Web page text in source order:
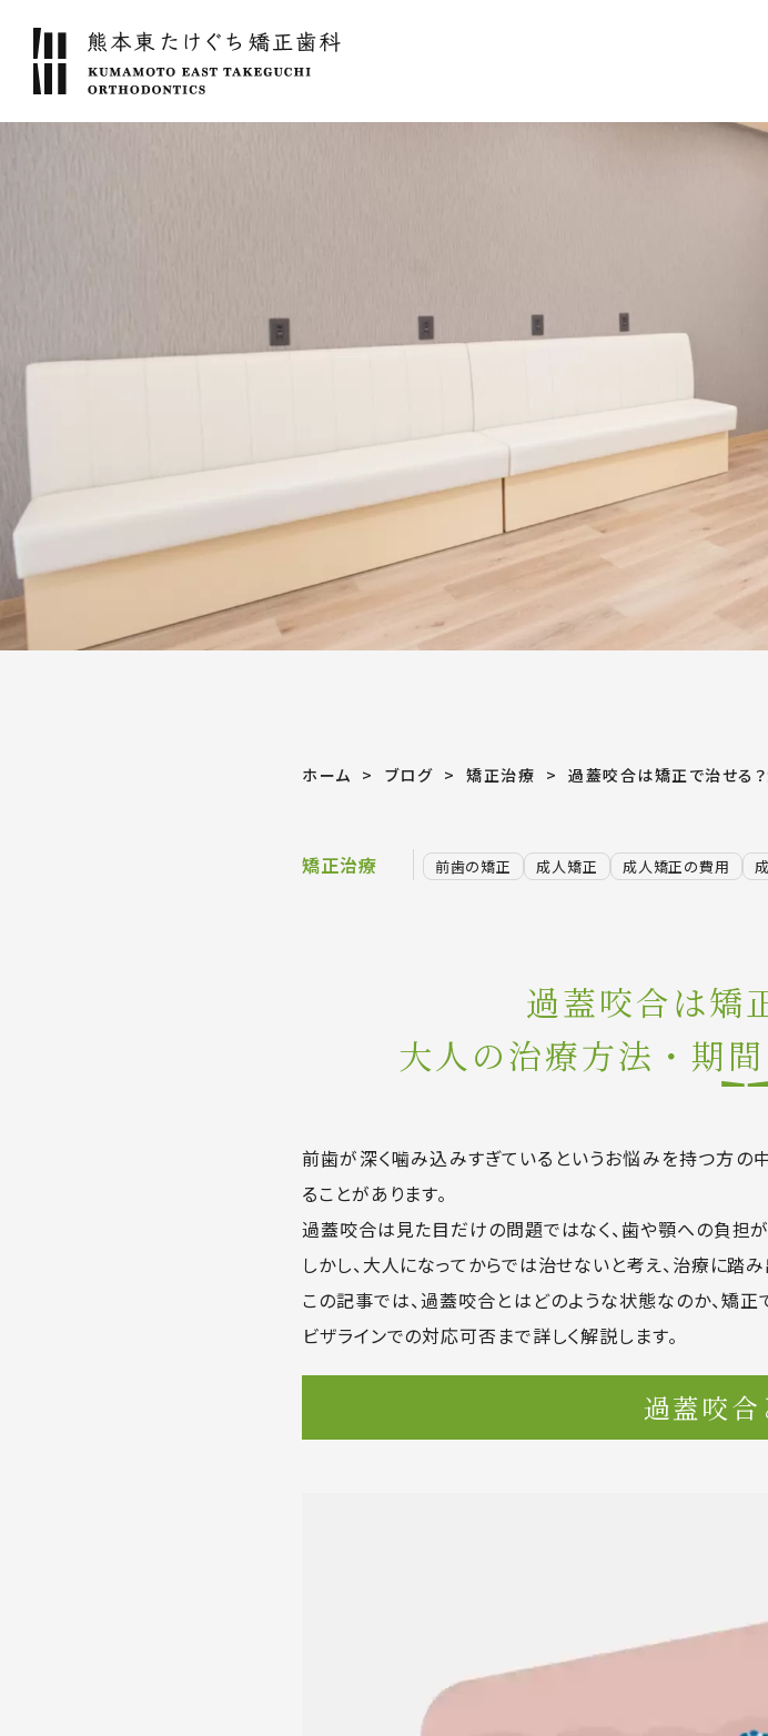
ホーム ブログ 矯正治療 過蓋咬合は矯正で治せる
矯正治療 前歯の矯正 成人矯正 成人矯正の費用
過蓋咬合は矯
大人の治療方法・期
前歯が深く噛み込みすぎているというお悩みを持つ方の
ることがあります。
過蓋咬合は見た目だけの問題ではなく、歯や顎への負担が
しかし、大人になってからでは治せないと考え、治療に踏
この記事では、過蓋咬合とはどのような状態なのか、矯
ビザラインでの対応可否まで詳しく解説します。
過蓋咬合